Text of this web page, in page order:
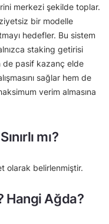
merkezi şekilde toplar.
bir modelle
hedefler. Bu sistem
staking getirisi
de pasif kazanç elde
sağlar hem de
verim almasına
mı?
olarak belirlenmiştir.
Hangi Ağda?